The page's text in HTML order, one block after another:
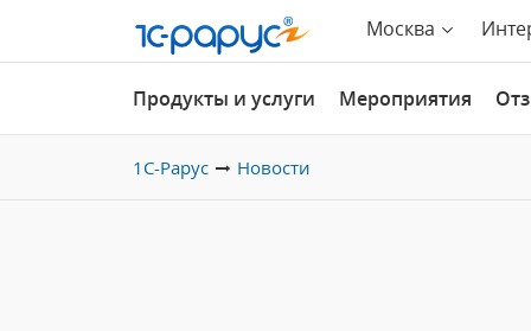
Москва
Продукты и услуги Мероприятия
1С-Рарус Новости